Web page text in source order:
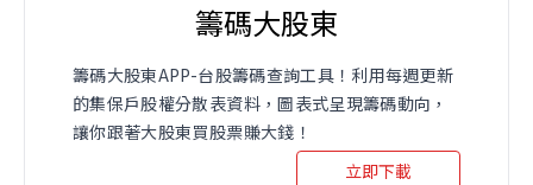
籌碼大股東
籌碼大股東APP-台股籌碼查詢工具！利用每週更新
的集保戶股權分散表資料，圖表式呈現籌碼動向，
讓你跟著大股東買股票賺大錢！
立即下載